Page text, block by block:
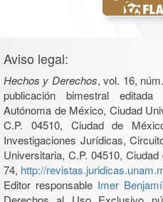
Aviso legal:
Hechos y Derechos, vol. 16,
publicación bimestral
Autónoma de México, Ciudad
C.P. 04510, Ciudad de
Investigaciones Jurídicas,
Universitaria, C.P. 04510,
74, http://
Editor responsable Imer